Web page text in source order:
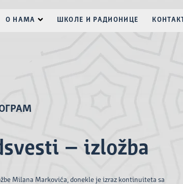
О НАМА ШКОЛЕ И РАДИОНИЦЕ КОНТАКТ
– izložba
Milana Markovića, donekle je izraz kontinuiteta sa